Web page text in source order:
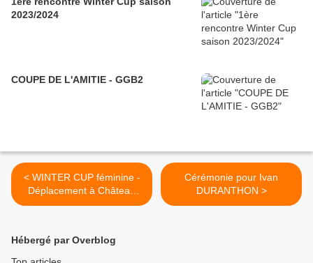
2023/2024
COUPE DE L'AMITIE - GGB2
< WINTER CUP féminine -
Déplacement à Château
L’arc (Ste Victoire)
Cérémonie pour Ivan
DURANTHON >
Hébergé par Overblog